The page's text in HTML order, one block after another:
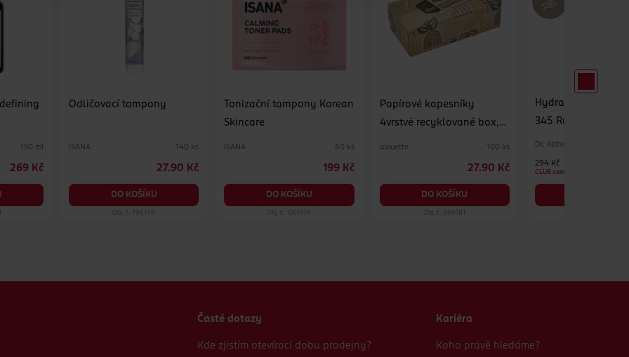
150 ml
269 Kč
Odličovací tampony
ISANA 140 ks
27.90 Kč
DO KOŠÍKU
Obj. č.: 796149
Tonizační tampony Korean
Skincare
ISANA 60 ks
199 Kč
DO KOŠÍKU
Obj. č.: 1361414
Papírové kapesníky
4vrstvé recyklované box,
alouette 100 ks
27.90 Kč
DO KOŠÍKU
Obj. č.: 884181
Hydratační
345 Relief Cream
Dr. Althea
294 Kč
CLUB cena
Časté dotazy
Kde zjistím otevírací dobu prodejny?
Kariéra
Koho právě hledáme?